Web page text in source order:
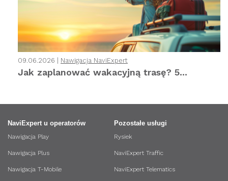
09.06.2026 | Nawigacja NaviExpert
Jak zaplanować wakacyjną trasę? 5...
NaviExpert u operatorów
Nawigacja Play
Nawigacja Plus
Nawigacja T-Mobile
Pozostałe usługi
Rysiek
NaviExpert Traffic
NaviExpert Telematics